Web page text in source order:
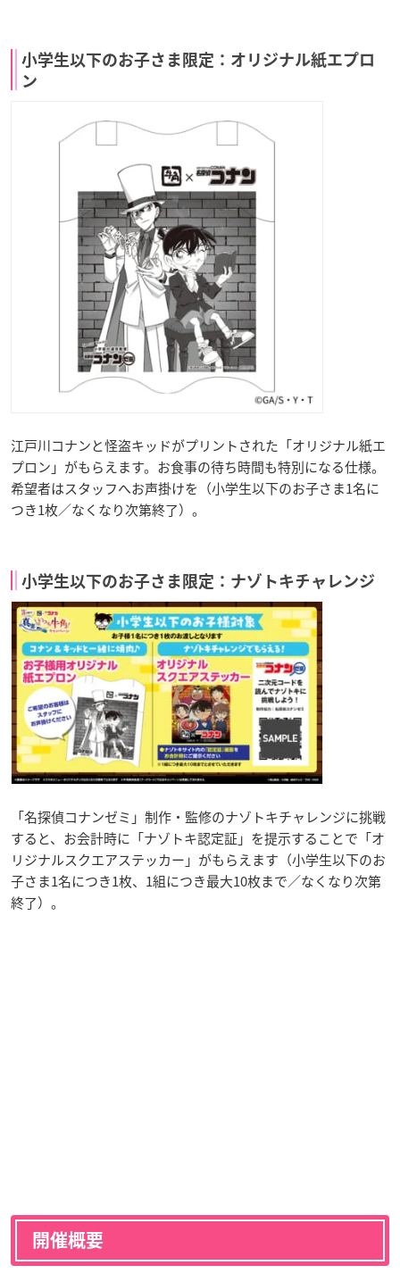
小学生以下のお子さま限定：オリジナル紙エプロ
ン
江戸川コナンと怪盗キッドがプリントされた「オリジナル紙エ
プロン」がもらえます。お食事の待ち時間も特別になる仕様。
希望者はスタッフへお声掛けを（小学生以下のお子さま1名に
つき1枚／なくなり次第終了）。
小学生以下のお子さま限定：ナゾトキチャレンジ
「名探偵コナンゼミ」制作・監修のナゾトキチャレンジに挑戦
すると、お会計時に「ナゾトキ認定証」を提示することで「オ
リジナルスクエアステッカー」がもらえます（小学生以下のお
子さま1名につき1枚、1組につき最大10枚まで／なくなり次第
終了）。
開催概要